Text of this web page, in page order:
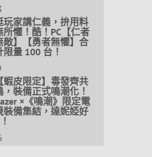
玩家講仁義，拚用料
所懼！酷！PC【仁者
敵】【勇者無懼】合
限量 100 台！
【蝦皮限定】毒發齊共
，裝備正式鳴潮化！
×《鳴潮》限定電
裝備集結，達妮婭好